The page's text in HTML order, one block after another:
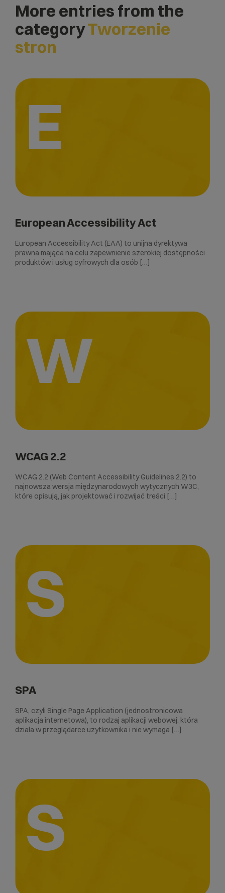
More entries from the
categoryTworzenie
stron
E
European Accessibility Act
European Accessibility Act (EAA) to unijna dyrektywa
prawna mająca na celu zapewnienie szerokiej dostępności
produktów i usług cyfrowych dla osób […]
W
WCAG 2.2
WCAG 2.2 (Web Content Accessibility Guidelines 2.2) to
najnowsza wersja międzynarodowych wytycznych W3C,
które opisują, jak projektować i rozwijać treści […]
S
SPA
SPA, czyli Single Page Application (jednostronicowa
aplikacja internetowa), to rodzaj aplikacji webowej, która
działa w przeglądarce użytkownika i nie wymaga […]
S